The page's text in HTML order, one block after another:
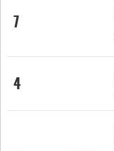
7
4